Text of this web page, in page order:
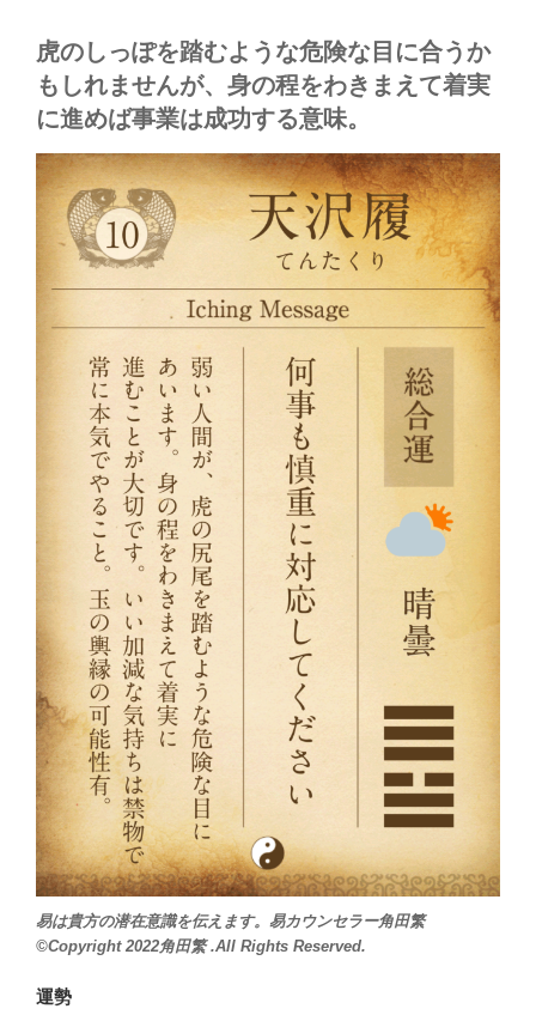
虎のしっぽを踏むような危険な目に合うか
もしれませんが、身の程をわきまえて着実
に進めば事業は成功する意味。
易は貴方の潜在意識を伝えます。易カウンセラー角田繁
©Copyright 2022角田繁 .All Rights Reserved.
運勢